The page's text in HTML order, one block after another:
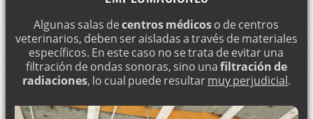
Algunas salas decentros médicoso de centros
veterinarios, deben ser aisladas a través de materiales
específicos. En este caso no se trata de evitar una
filtración de ondas sonoras, sino unafiltración de
radiaciones, lo cual puede resultarmuy perjudicial.